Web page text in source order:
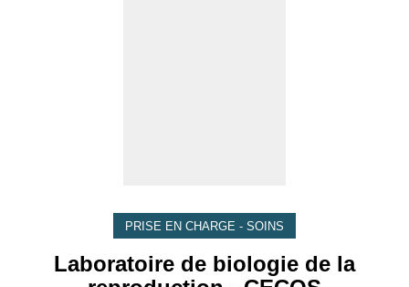
PRISE EN CHARGE - SOINS
Laboratoire de biologie de la